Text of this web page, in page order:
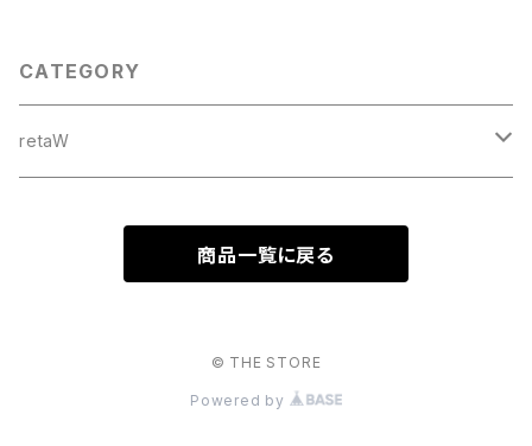
CATEGORY
retaW
商品一覧に戻る
© THE STORE
Powered by